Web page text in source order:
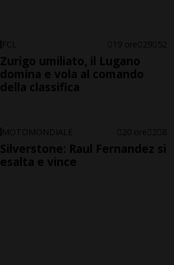
FCL 19 ore 29 52
Zurigo umiliato, il Lugano
domina e vola al comando
della classifica
MOTOMONDIALE 20 ore 2 8
Silverstone: Raul Fernandez si
esalta e vince